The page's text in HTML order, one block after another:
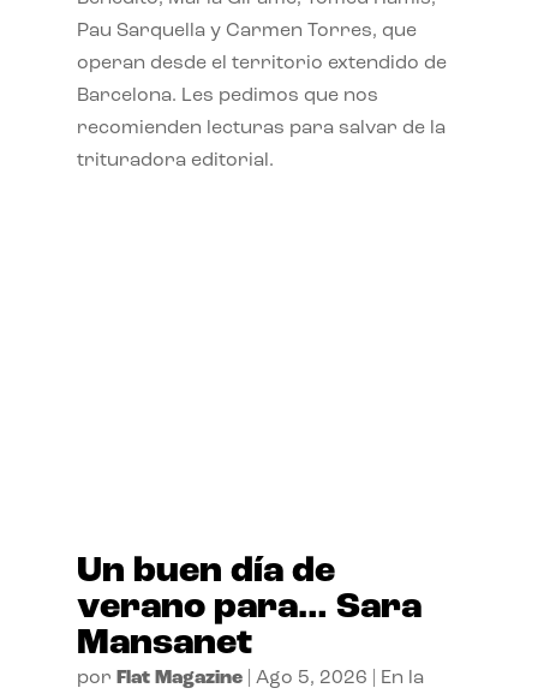
Pau Sarquella y Carmen Torres, que
operan desde el territorio extendido de
Barcelona. Les pedimos que nos
recomienden lecturas para salvar de la
trituradora editorial.
Un buen día de
verano para… Sara
Mansanet
por Flat Magazine| Ago 5, 2026
En la